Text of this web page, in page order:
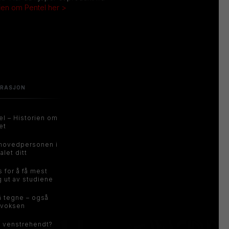
om Pentel her >
– Historien om
i
ditt
for å få mest
ut av studiene
tegne – også
venstrehendt?